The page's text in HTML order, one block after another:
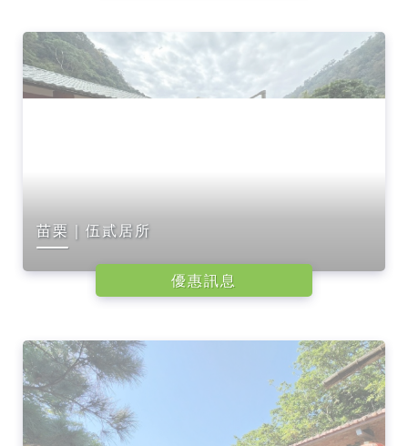
苗栗｜伍貳居所
優惠訊息